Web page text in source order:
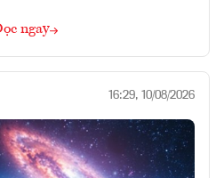
ngay
16:29, 10/08/2026